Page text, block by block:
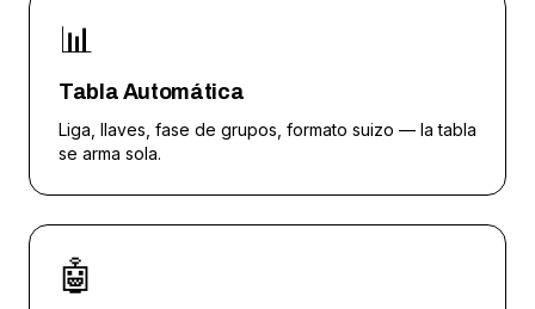
📊
Tabla Automática
Liga, llaves, fase de grupos, formato suizo — la tabla
se arma sola.
🤖